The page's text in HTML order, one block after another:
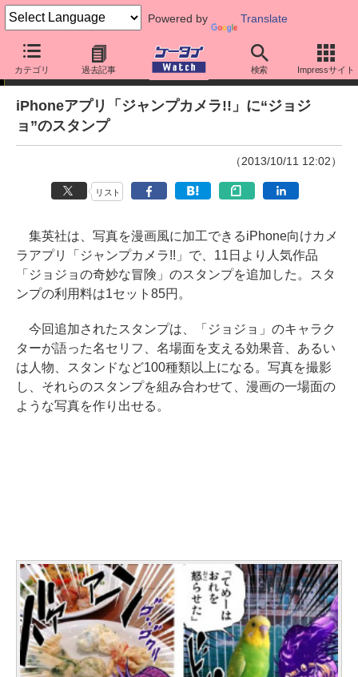
Powered by Translate
カテゴリ 過去記事 検索 Impressサイト
ニュース
iPhoneアプリ「ジャンプカメラ!!」に“ジョジ
ョ”のスタンプ
（2013/10/11 12:02）
リスト
集英社は、写真を漫画風に加工できるiPhone向けカメ
ラアプリ「ジャンプカメラ!!」で、11日より人気作品
「ジョジョの奇妙な冒険」のスタンプを追加した。スタ
ンプの利用料は1セット85円。
今回追加されたスタンプは、「ジョジョ」のキャラク
ターが語った名セリフ、名場面を支える効果音、あるい
は人物、スタンドなど100種類以上になる。写真を撮影
し、それらのスタンプを組み合わせて、漫画の一場面の
ような写真を作り出せる。